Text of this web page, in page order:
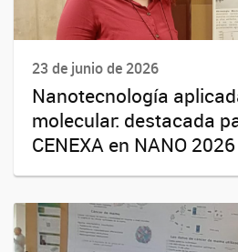
23 de junio de 2026
Nanotecnología
molecular: destacada
CENEXA en NANO 2026